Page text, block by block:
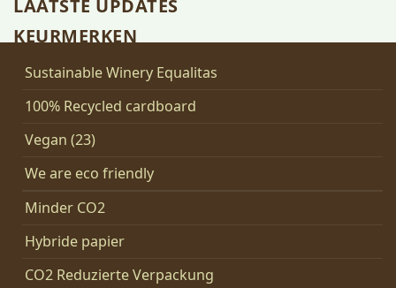
LAATSTE UPDATES
KEURMERKEN
Sustainable Winery Equalitas
100% Recycled cardboard
Vegan (23)
We are eco friendly
Minder CO2
Hybride papier
CO2 Reduzierte Verpackung